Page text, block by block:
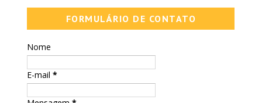
FORMULÁRIO DE CONTATO
Nome
E-mail*